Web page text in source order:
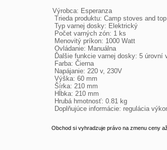
Výrobca: Esperanza
Doplňujúce informácie: regulácia
Obchod si vyhradzuje právo na zmenu ceny